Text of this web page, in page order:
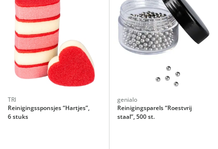
TRI
Reinigingssponsjes “Hartjes”,
6 stuks
genialo
Reinigingsparels “Roestvrij
staal”, 500 st.